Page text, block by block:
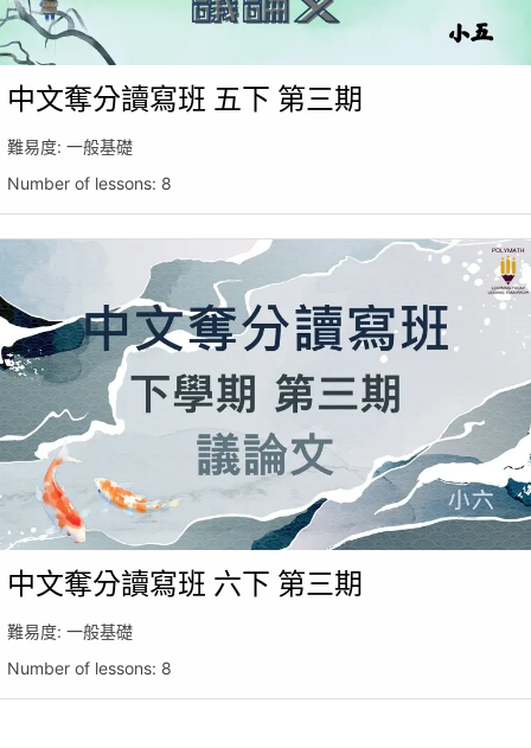
中文奪分讀寫班 五下 第三期
難易度: 一般基礎
Number of lessons: 8
中文奪分讀寫班 六下 第三期
難易度: 一般基礎
Number of lessons: 8